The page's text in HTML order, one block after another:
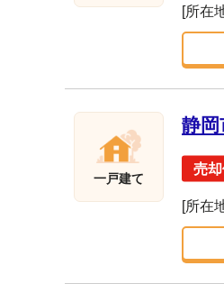
[所在
一戸建て
静岡
[所在